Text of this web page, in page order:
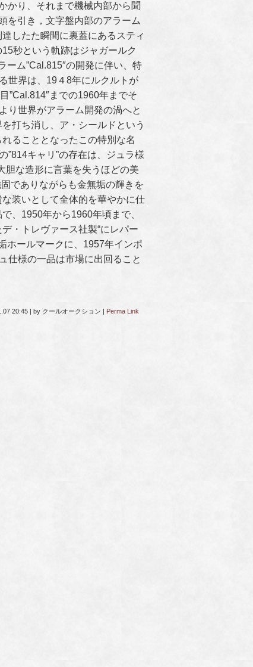
かり、それまで機械内部から聞
を引き，文字盤内部のアラーム
したた瞬間に裏蓋にあるスティ
秒という軌跡はジャガールク
ーム”Cal.815″の開発に伴い、特
世界は、19４8年にルクルトが
”Cal.814″までの1960年までそ
り世界がアラーム開発の渦へと
打ち消し、ア・シールドという
ることとなったこの特別な名
”814キャリ”の存在は、ジュラ様
胆な造形に言葉を失うほどの美
でありながらも金無垢の輝きを
装いとして全体的を華やかに仕
、1950年から1960年頃まで、
・トレヴァース社製“にレパー
ホールマークに、1957年インポ
仕様の一品は市場に出回ること
20:45 | by クールオークション | Perma Link